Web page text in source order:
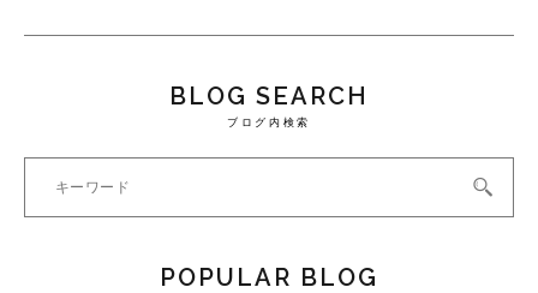
BLOG SEARCH
ブログ内検索
POPULAR BLOG